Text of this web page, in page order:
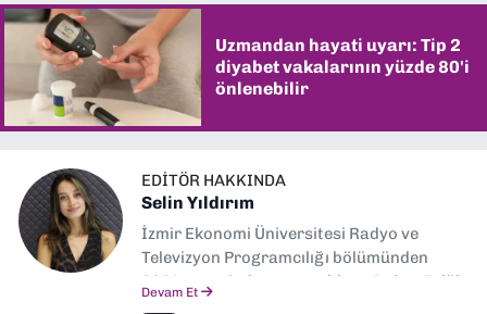
Uzmandan hayati uyarı: Tip 2
diyabet vakalarının yüzde 80'i
önlenebilir
EDITÖR HAKKINDA
Selin Yıldırım
İzmir Ekonomi Üniversitesi Radyo ve
Televizyon Programcılığı bölümünden
2024 senesinde mezun oldum. Dokuz Eylül
Devam Et